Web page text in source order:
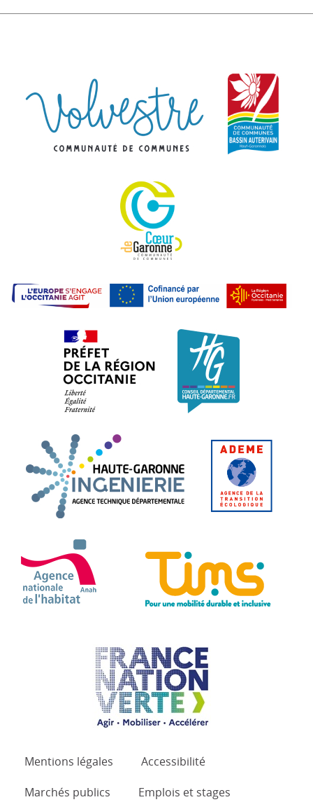
Communauté de
Préfet de la région
Haute-Garonne
ANAH - Agence Nationale de l'Habitat
Mentions légales
Accessibilité
Marchés publics
Emplois et stages